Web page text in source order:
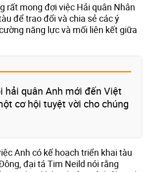
rất mong đợi việc Hải quân Nhân
để trao đổi và chia sẻ các ý
năng lực và mối liên kết giữa
hải quân Anh mới đến Việt
cơ hội tuyệt vời cho chúng
Anh có kế hoạch triển khai tàu
đại tá Tim Neild nói rằng